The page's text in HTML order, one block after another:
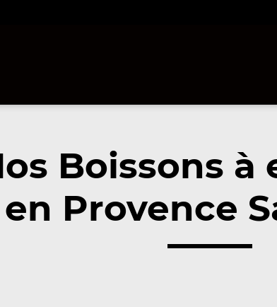
Boissons
Provence